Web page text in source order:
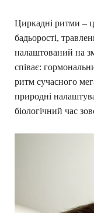
Циркадні ритми –
бадьорості,
налаштований на
співає:
ритм сучасного
природні
біологічний час